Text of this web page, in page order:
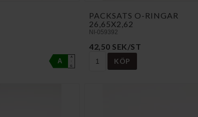
A
A
↑
G
PACKSATS O-RINGAR
26,65X2,62
NI-059392
42,50 SEK/ST
KÖP